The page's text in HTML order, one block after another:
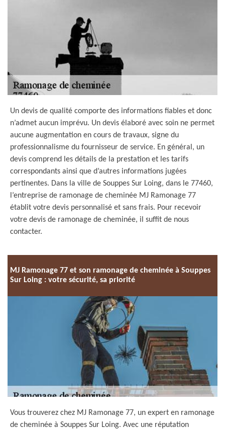
Un devis de qualité comporte des informations fiables et donc
n’admet aucun imprévu. Un devis élaboré avec soin ne permet
aucune augmentation en cours de travaux, signe du
professionnalisme du fournisseur de service. En général, un
devis comprend les détails de la prestation et les tarifs
correspondants ainsi que d’autres informations jugées
pertinentes. Dans la ville de Souppes Sur Loing, dans le 77460,
l’entreprise de ramonage de cheminée MJ Ramonage 77
établit votre devis personnalisé et sans frais. Pour recevoir
votre devis de ramonage de cheminée, il suffit de nous
contacter.
MJ Ramonage 77 et son ramonage de cheminée à Souppes
Sur Loing : votre sécurité, sa priorité
Vous trouverez chez MJ Ramonage 77, un expert en ramonage
de cheminée à Souppes Sur Loing. Avec une réputation